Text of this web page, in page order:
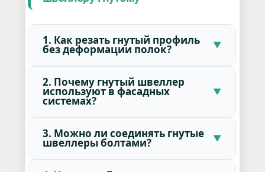
1. Как резать гнутый профиль
без деформации полок?
2. Почему гнутый швеллер
используют в фасадных
системах?
3. Можно ли соединять гнутые
швеллеры болтами?